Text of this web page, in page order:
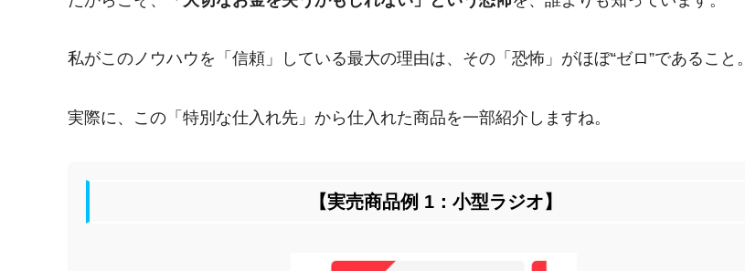
私がこのノウハウを「信頼」している最大の理由は、その「恐怖」がほぼ“ゼロ”であること。
実際に、この「特別な仕入れ先」から仕入れた商品を一部紹介しますね。
【実売商品例 1：小型ラジオ】